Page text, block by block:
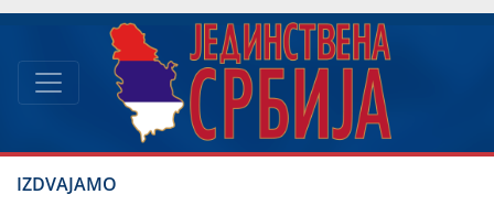
IZDVAJAMO